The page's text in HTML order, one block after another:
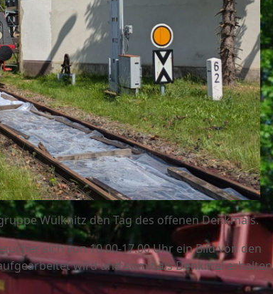
Wülknitz den Tag des offenen Denkmals.
sich von 10.00-17.00 Uhr ein Bild von den
wird und somit als Denkmal erhalten